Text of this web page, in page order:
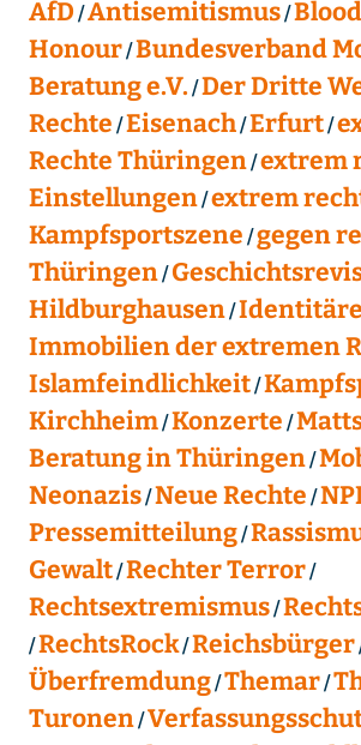
AfD Antisemitismus
Honour Bundesverband
Beratung e.V. Der Dritte
Rechte Eisenach Erfurt
Rechte Thüringen extrem
Einstellungen extrem
Kampfsportszene gegen
Thüringen
Hildburghausen
Immobilien der extremen
Islamfeindlichkeit
Kirchheim Konzerte
Beratung in Thüringen
Neonazis Neue Rechte
Pressemitteilung
Gewalt Rechter Terror
Rechtsextremismus
RechtsRock Reichsbürger
Überfremdung Themar
Turonen